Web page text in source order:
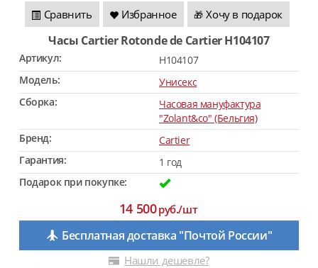
Сравнить Избранное 🎁 Хочу в подарок
Часы Cartier Rotonde de Cartier H104107
Артикул:
H104107
Модель:
Унисекс
Сборка:
Часовая мануфактура
"Zolant&co" (Бельгия)
Бренд:
Cartier
Гарантия:
1 год
Подарок при покупке:
14 500руб./шт
Бесплатная доставка "Почтой России"
Нашли дешевле?